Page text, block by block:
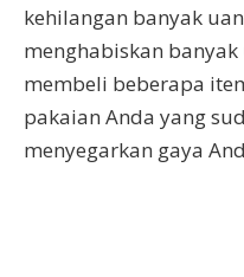
kehilangan banyak
menghabiskan
membeli beberapa
pakaian Anda yang
menyegarkan gaya